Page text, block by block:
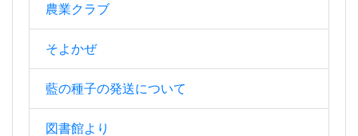
農業クラブ
そよかぜ
藍の種子の発送について
図書館より